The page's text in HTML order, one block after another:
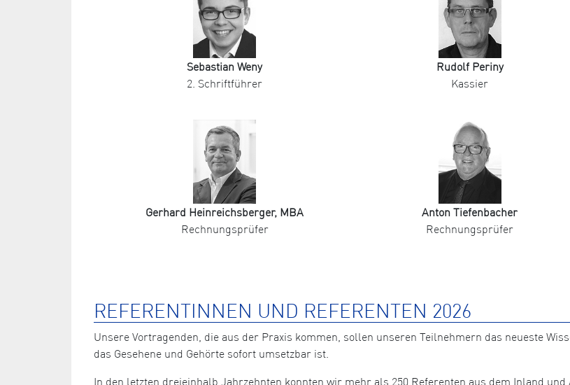
Sebastian Weny
2. Schriftführer
Rudolf Periny
Kassier
Gerhard Heinreichsberger, MBA
Rechnungsprüfer
Anton Tiefenbacher
Rechnungsprüfer
REFERENTINNEN UND REFERENTEN 2026
Unsere Vortragenden, die aus der Praxis kommen, sollen unseren Teilnehmern das neueste
das Gesehene und Gehörte sofort umsetzbar ist.
In den letzten dreieinhalb Jahrzehnten konnten wir mehr als 250 Referenten aus dem Inland